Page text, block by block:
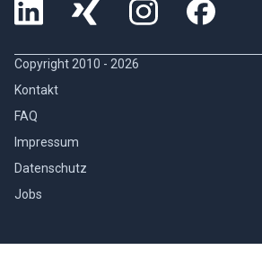
Copyright 2010 - 2026
Kontakt
FAQ
Impressum
Datenschutz
Jobs